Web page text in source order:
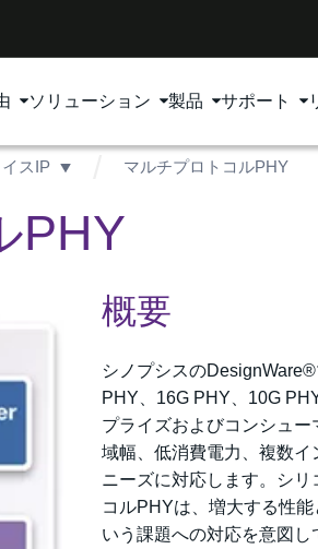
ソリューション 製品 サポート
スIP マルチプロトコルPHY
PHY
概要
シノプシスの
PHY、16G PHY、10G
プライズおよびコンシュ
域幅、低消費電力、複数
ニーズに対応します。シリ
コルPHYは、増大する性
いう課題への対応を意図し